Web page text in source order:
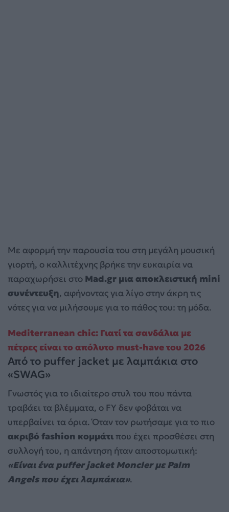
Με αφορμή την παρουσία του στη μεγάλη μουσική
γιορτή, ο καλλιτέχνης βρήκε την ευκαιρία να
παραχωρήσει στο Mad.gr μια αποκλειστική mini
συνέντευξη, αφήνοντας για λίγο στην άκρη τις
νότες για να μιλήσουμε για το πάθος του: τη μόδα.
Mediterranean chic: Γιατί τα σανδάλια με
πέτρες είναι το απόλυτο must-have του 2026
Από το puffer jacket με λαμπάκια στο
«SWAG»
Γνωστός για το ιδιαίτερο στυλ του που πάντα
τραβάει τα βλέμματα, ο FY δεν φοβάται να
υπερβαίνει τα όρια. Όταν τον ρωτήσαμε για το πιο
ακριβό fashion κομμάτι που έχει προσθέσει στη
συλλογή του, η απάντηση ήταν αποστομωτική:
«Είναι ένα puffer jacket Moncler με Palm
Angels που έχει λαμπάκια».